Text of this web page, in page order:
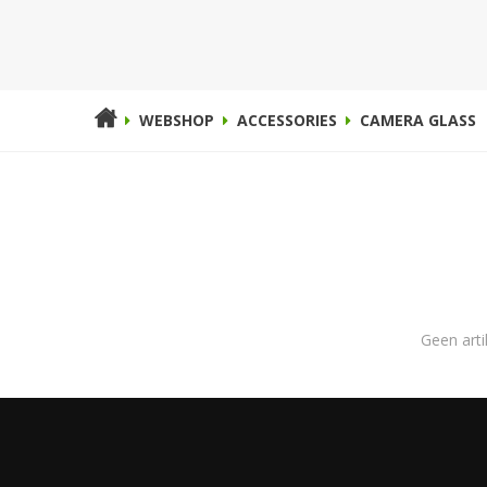
WEBSHOP ACCESSORIES CAMERA GLASS
Geen